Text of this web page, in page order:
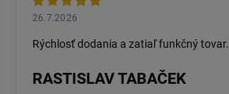
26.7.2026
Rýchlosť dodania a zatiaľ funkčný tovar.
RASTISLAV TABAČEK